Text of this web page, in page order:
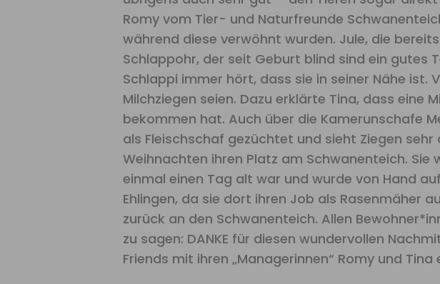
Romy vom Tier- und Naturfreunde
während diese verwöhnt wurden. Jule, die
Schlappohr, der seit Geburt blind sind ein gutes
Schlappi immer hört, dass sie in seiner Nähe ist.
Milchziegen seien. Dazu erklärte Tina, dass eine
bekommen hat. Auch über die Kamerunschafe
als Fleischschaf gezüchtet und sieht Ziegen
Weihnachten ihren Platz am Schwanenteich.
einmal einen Tag alt war und wurde von Hand
Ehlingen, da sie dort ihren Job als Rasenmäher
zurück an den Schwanenteich. Allen
zu sagen: DANKE für diesen wundervollen
Friends mit ihren „Managerinnen“ Romy und